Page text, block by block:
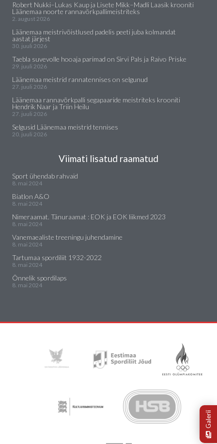
Galerii
Robert Nukki–Lukas Kaup ja Lisete Mikk–Madli Laasik krooniti
Läänemaa noorte rannavõrkpallimeistriteks
2. august 2026
Läänemaa meistrivõistlused padelis peeti juba kolmandat
aastat järjest
30. juuli 2026
Taebla suvevolle hooaja parimad on Sirvi Pals ja Raivo Priske
29. juuli 2026
Läänemaa meistrid rannatennises on selgunud
27. juuli 2026
Läänemaa rannavõrkpalli segapaaride meistriteks krooniti
Hendrik Naar ja Triin Heilu
27. juuli 2026
Selgusid Läänemaa meistrid tennises
20. juuli 2026
Viimati lisatud raamatud
Sport ühendab rahvaid
8. mai 2024
Biatlon A&O
8. mai 2024
Nimeraamat. Tänuraamat : EOK ja EOK liikmed 2023
8. mai 2024
Vanemaealiste treeningu juhendamine
8. mai 2024
Tartumaa spordiliit 1932-2022
8. mai 2024
Õnnelik spordilaps
8. mai 2024